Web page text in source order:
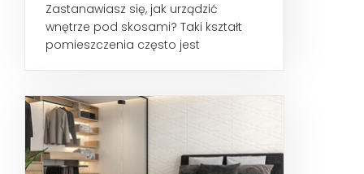
Zastanawiasz się, jak urządzić
wnętrze pod skosami? Taki kształt
pomieszczenia często jest